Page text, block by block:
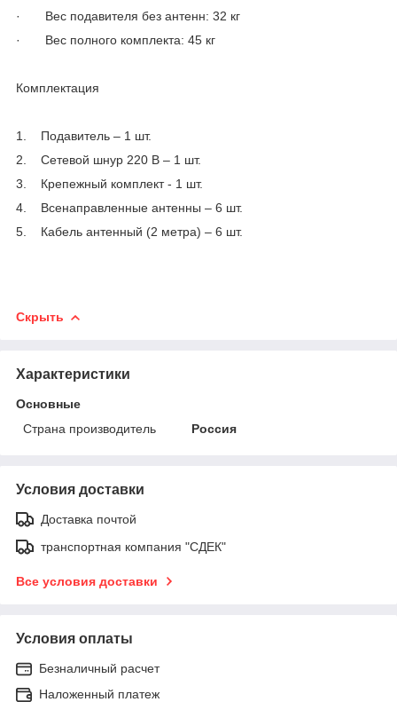
· Вес подавителя без антенн: 32 кг
· Вес полного комплекта: 45 кг
Комплектация
1. Подавитель – 1 шт.
2. Сетевой шнур 220 В – 1 шт.
3. Крепежный комплект - 1 шт.
4. Всенаправленные антенны – 6 шт.
5. Кабель антенный (2 метра) – 6 шт.
Скрыть
Характеристики
Основные
Страна производитель
Россия
Условия доставки
Доставка почтой
транспортная компания "СДЕК"
Все условия доставки
Условия оплаты
Безналичный расчет
Наложенный платеж